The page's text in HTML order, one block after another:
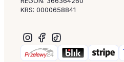
KRS: 0000658841